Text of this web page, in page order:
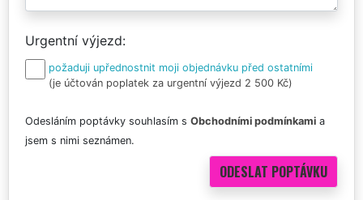
Urgentní výjezd
požaduji upřednostnit moji objednávku před ostatními
(je účtován poplatek za urgentní výjezd 2 500 Kč)
Odesláním poptávky souhlasím s Obchodními podmínkami a
jsem s nimi seznámen.